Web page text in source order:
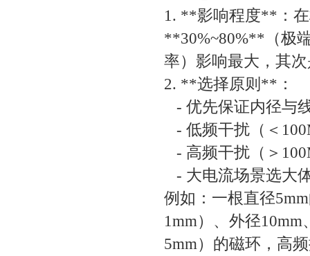
1. **影响程度**：
**30%~80%**（极
率）影响最大，其
2. **选择原则**：
- 优先保证内径与
- 低频干扰（＜
- 高频干扰（＞
- 大电流场景选大
例如：一根直径
1mm）、外径
5mm）的磁环，高